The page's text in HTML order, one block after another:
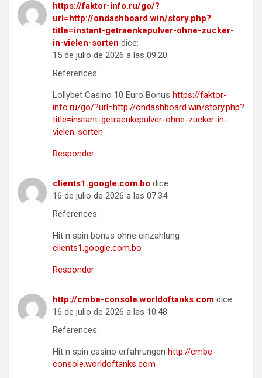
https://faktor-info.ru/go/?
url=http://ondashboard.win/story.php?
title=instant-getraenkepulver-ohne-zucker-
in-vielen-sorten dice:
15 de julio de 2026 a las 09:20
References:
Lollybet Casino 10 Euro Bonus https://faktor-
info.ru/go/?url=http://ondashboard.win/story.php?
title=instant-getraenkepulver-ohne-zucker-in-
vielen-sorten
Responder
clients1.google.com.bo dice:
16 de julio de 2026 a las 07:34
References:
Hit n spin bonus ohne einzahlung
clients1.google.com.bo
Responder
http://cmbe-console.worldoftanks.com dice:
16 de julio de 2026 a las 10:48
References:
Hit n spin casino erfahrungen http://cmbe-
console.worldoftanks.com